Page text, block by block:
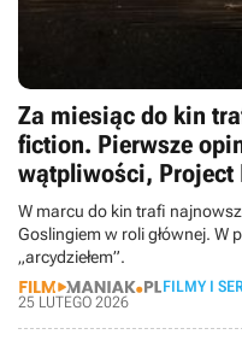
Za miesiąc do kin
fiction. Pierwsze
wątpliwości, Project
W marcu do kin trafi
Goslingiem w roli głównej. W
„arcydziełem”.
FILMY I
25 LUTEGO 2026